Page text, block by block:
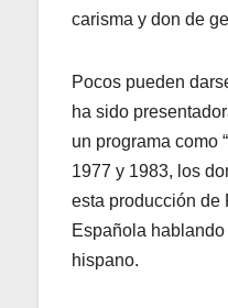
carisma y don de
Pocos pueden
ha sido
un programa como
1977 y 1983, los
esta producción de
Española
hispano.